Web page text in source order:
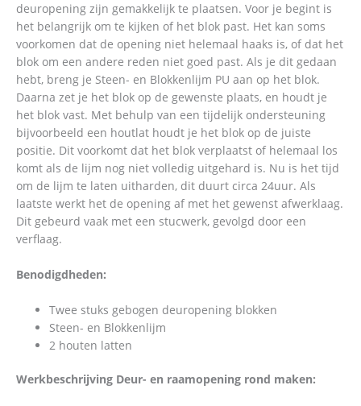
deuropening zijn gemakkelijk te plaatsen. Voor je begint is
het belangrijk om te kijken of het blok past. Het kan soms
voorkomen dat de opening niet helemaal haaks is, of dat het
blok om een andere reden niet goed past. Als je dit gedaan
hebt, breng je Steen- en Blokkenlijm PU aan op het blok.
Daarna zet je het blok op de gewenste plaats, en houdt je
het blok vast. Met behulp van een tijdelijk ondersteuning
bijvoorbeeld een houtlat houdt je het blok op de juiste
positie. Dit voorkomt dat het blok verplaatst of helemaal los
komt als de lijm nog niet volledig uitgehard is. Nu is het tijd
om de lijm te laten uitharden, dit duurt circa 24uur. Als
laatste werkt het de opening af met het gewenst afwerklaag.
Dit gebeurd vaak met een stucwerk, gevolgd door een
verflaag.
Benodigdheden:
Twee stuks gebogen deuropening blokken
Steen- en Blokkenlijm
2 houten latten
Werkbeschrijving Deur- en raamopening rond maken: